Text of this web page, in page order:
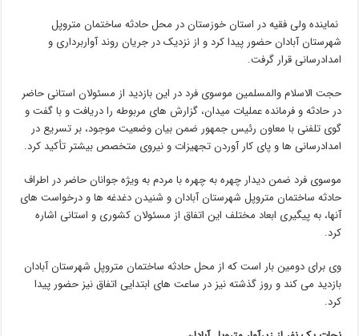
نماینده ولی فقیه در استان خوزستان در محل حادثه ساختمان متروپل
شهرستان آبادان حضور پیدا کرد و از نزدیک در جریان روند آواربرداری و
امدادرسانی قرار گرفت.
حجت الاسلام والمسلمین موسوی فرد در این بازدید از مسئولان استانی حاضر
در حادثه و فرمانده عملیات میدان، گزارش های مربوطه را دریافت و با گفت و
گوی تلفنی با معاون رئیس جمهور ضمن بیان وضعیت موجود، بر تسریع در
امدادرسانی ها و پای کار آوردن تجهیزات و نیروی متخصص بیشتر تأکید کرد.
موسوی فرد ضمن دیدار چهره به چهره با مردم به ویژه جوانان حاضر در اطراف
حادثه ساختمان متروپل شهرستان آبادان و شنیدن دغدغه ها و درخواست های
آنها، به پیگیری ابعاد مختلف این اتفاق از مسئولان کشوری و استانی اشاره
کرد.
وی برای دومین بار است که از محل حادثه ساختمان متروپل شهرستان آبادان
بازدید می کند و روز گذشته نیز در ساعت های ابتدایی اتفاق نیز حضور پیدا
کرد.